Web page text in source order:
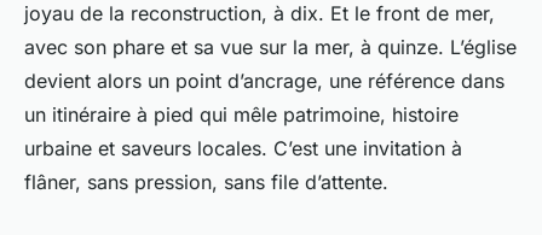
joyau de la reconstruction, à dix. Et le front de mer,
avec son phare et sa vue sur la mer, à quinze. L’église
devient alors un point d’ancrage, une référence dans
un itinéraire à pied qui mêle patrimoine, histoire
urbaine et saveurs locales. C’est une invitation à
flâner, sans pression, sans file d’attente.